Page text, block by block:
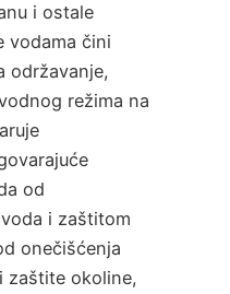
i ostale
vodama čini
održavanje,
režima na
od
i zaštitom
onečišćenja
zaštite okoline,